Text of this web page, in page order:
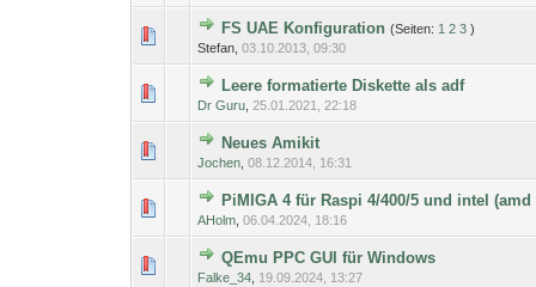
FS UAE Konfiguration (Seiten: 1 2 3 )
Stefan,03.10.2013, 09:30
0 Bewertung(en) - 0
Leere formatierte Diskette als adf
Dr Guru ,25.01.2021, 22:18
0 Bewertung(en) - 0
Neues Amikit
Jochen ,08.12.2014, 16:31
PiMIGA 4 für Raspi 4/400/5 und intel
AHolm ,06.04.2024, 18:16
0 Bewertung(en) - 0 1
QEmu PPC GUI für Windows
Falke_34 19.09.2024, 13:27
0 Bewertung(en) - 0